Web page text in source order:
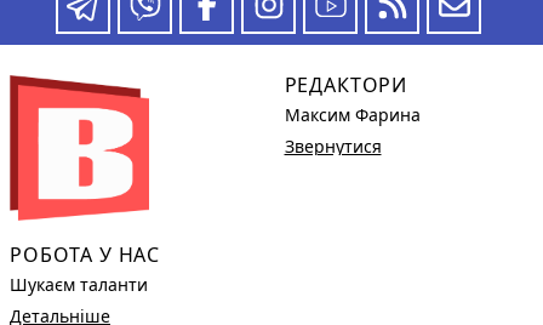
РОБОТА У НАС
Шукаєм таланти
Детальніше
РЕДАКТОРИ
Максим Фарина
Звернутися